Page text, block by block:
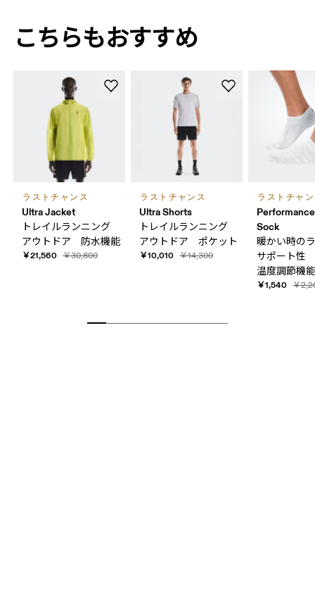
こちらも​​おすすめ
ラストチャンス
Ultra Jacket
トレイルランニング
アウトドア 防水機能
￥21,560 ￥30,800
ラストチャンス
Ultra Shorts
トレイルランニング
アウトドア ポケット
￥10,010 ￥14,300
ラストチャ
Sock
暖かい​時の​
サポート性
温度調節機
￥1,540 ￥